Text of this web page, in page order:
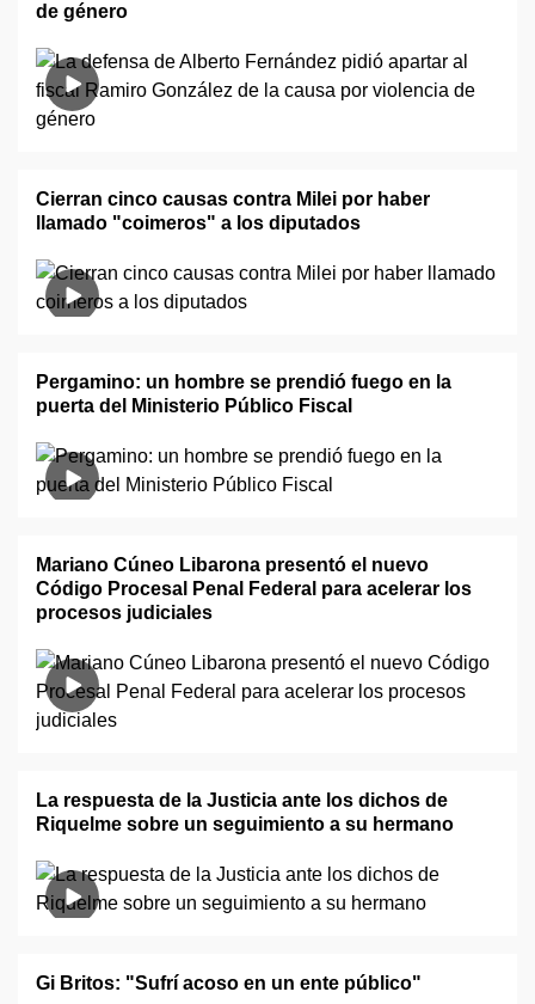
de género
Cierran cinco causas contra Milei por haber
llamado "coimeros" a los diputados
Pergamino: un hombre se prendió fuego en la
puerta del Ministerio Público Fiscal
Mariano Cúneo Libarona presentó el nuevo
Código Procesal Penal Federal para acelerar los
procesos judiciales
La respuesta de la Justicia ante los dichos de
Riquelme sobre un seguimiento a su hermano
Gi Britos: "Sufrí acoso en un ente público"